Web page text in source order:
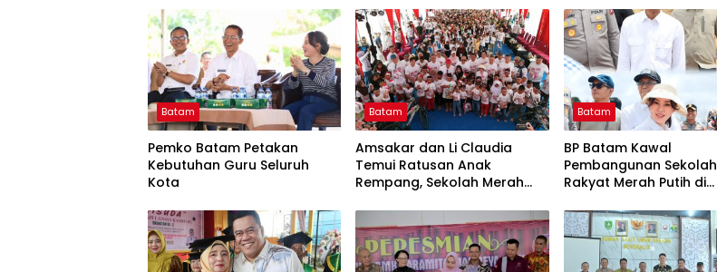
Batam
Pemko Batam Petakan
Kebutuhan Guru Seluruh
Kota
Batam
Amsakar dan Li Claudia
Temui Ratusan Anak
Rempang, Sekolah Merah
Mimpi
Batam
BP Batam Kawal
Pembangunan Sekolah
Rakyat Merah Putih di
2028